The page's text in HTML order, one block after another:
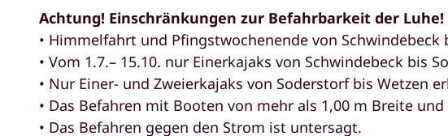
Achtung! Einschränkungen zur Befahrbarkeit der Luhe!
• Himmelfahrt und Pfingstwochenende von Schwindebeck
• Vom 1.7.– 15.10. nur Einerkajaks von Schwindebeck bis
• Nur Einer- und Zweierkajaks von Soderstorf bis Wetzen
• Das Befahren mit Booten von mehr als 1,00 m Breite
• Das Befahren gegen den Strom ist untersagt.